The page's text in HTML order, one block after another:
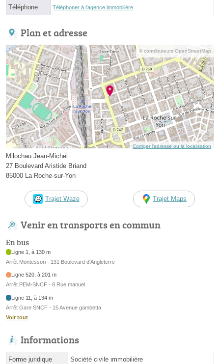
Téléphone Téléphoner à l'agence immobilière
Plan et adresse
© contributeurs OpenStreetMap
Corriger l’adresse ou la localisation
Milochau Jean-Michel
27 Boulevard Aristide Briand
85000 La Roche-sur-Yon
Trajet Waze Trajet Maps
Venir en transports en commun
En bus
Ligne 1, à 130 m
Arrêt Montessori - 131 Boulevard d'Angleterre
Ligne 520, à 201 m
Arrêt PEM-SNCF - 8 Rue manuel
Ligne 11, à 134 m
Arrêt Gare SNCF - 15 Avenue gambetta
Voir tout
Informations
Forme juridique Société civile immobilière